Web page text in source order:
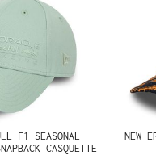
F1 SEASONAL
CASQUETTE
NEW